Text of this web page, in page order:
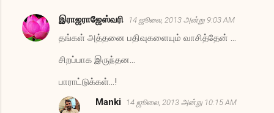
க
ரு
இராஜராஜேஸ்வரி 14 ஜூலை, 2013 அன்று 9:03 AM
தங்கள் அத்தனை பதிவுகளையும் வாசித்தேன் ...
சிறப்பாக இருந்தன...
பாராட்டுக்கள்...!
Manki 14 ஜூலை, 2013 அன்று 10:15 AM